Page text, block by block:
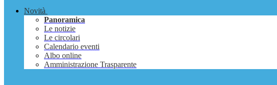
Novità
Panoramica
Le notizie
Le circolari
Calendario eventi
Albo online
Amministrazione Trasparente